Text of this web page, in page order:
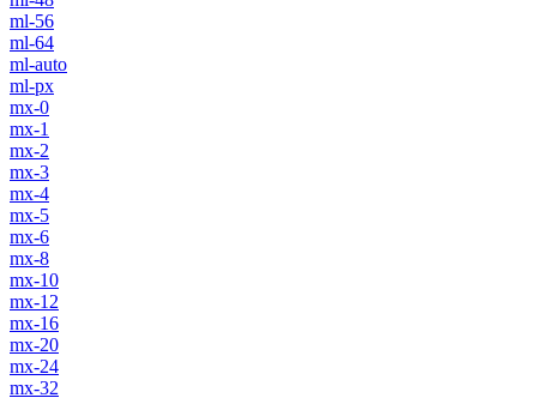
ml-56
ml-64
ml-auto
ml-px
mx-0
mx-1
mx-2
mx-3
mx-4
mx-5
mx-6
mx-8
mx-10
mx-12
mx-16
mx-20
mx-24
mx-32